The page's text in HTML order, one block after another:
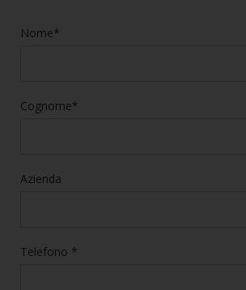
Nome*
Cognome*
Azienda
Telefono *